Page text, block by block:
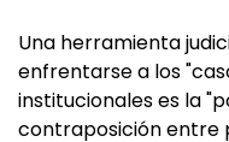
Una herramienta
enfrentarse a los
institucionales es la
contraposición entre